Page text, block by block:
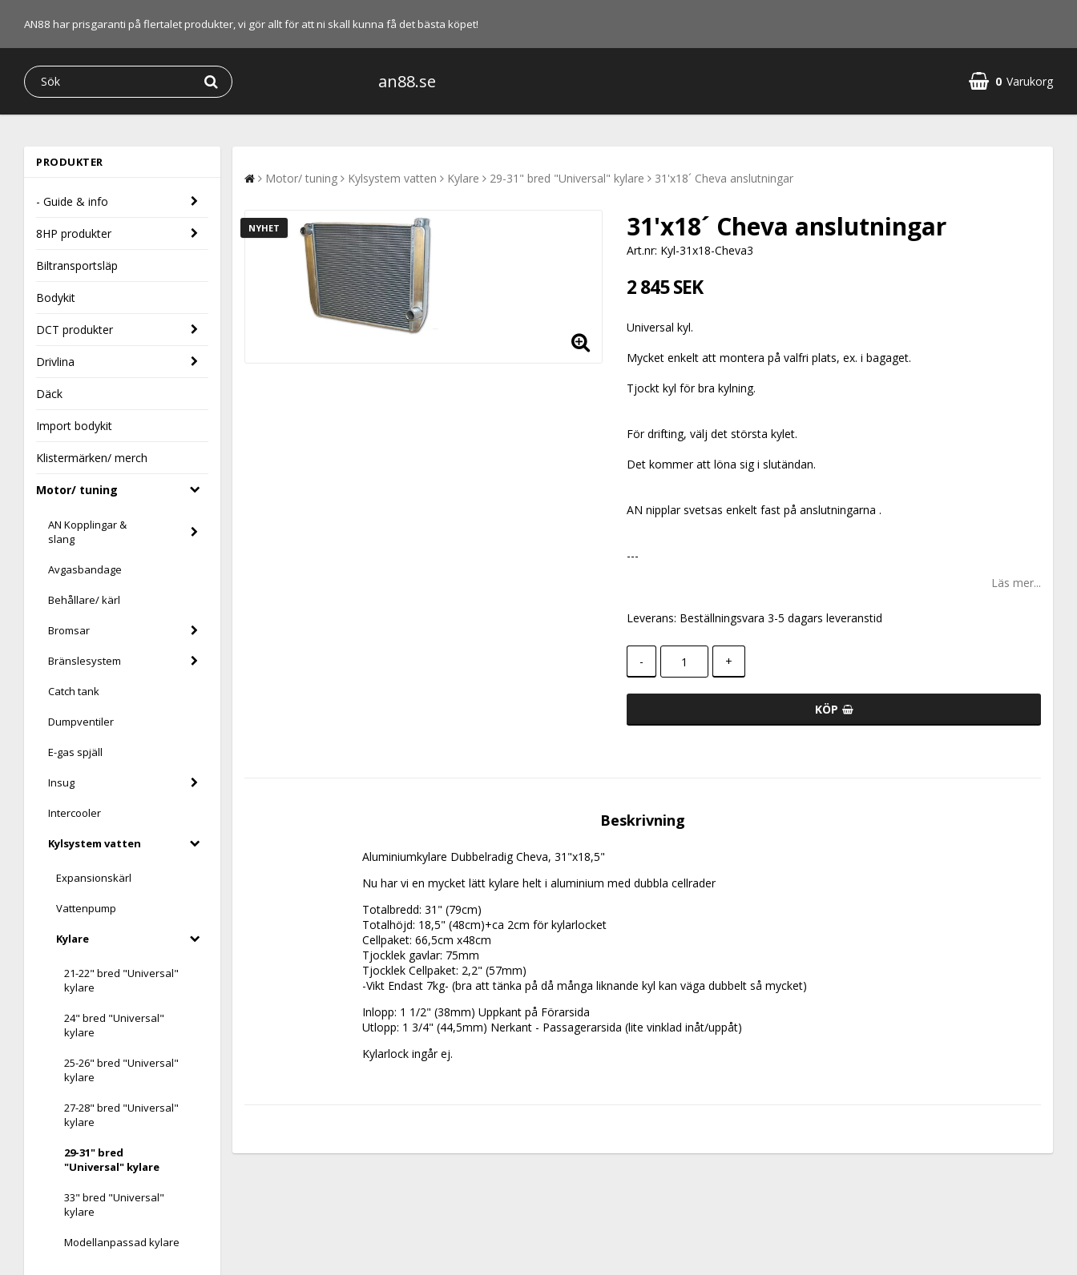
AN88 har prisgaranti på flertalet produkter, vi gör allt för att ni skall kunna få det bästa köpet!
an88.se 0 Varukorg
PRODUKTER
- Guide & info
8HP produkter
Biltransportsläp
Bodykit
DCT produkter
Drivlina
Däck
Import bodykit
Klistermärken/ merch
Motor/ tuning
AN Kopplingar &
slang
Avgasbandage
Behållare/ kärl
Bromsar
Bränslesystem
Catch tank
Dumpventiler
E-gas spjäll
Insug
Intercooler
Kylsystem vatten
Expansionskärl
Vattenpump
Kylare
21-22" bred "Universal"
kylare
24" bred "Universal"
kylare
25-26" bred "Universal"
kylare
27-28" bred "Universal"
kylare
29-31" bred
"Universal" kylare
33" bred "Universal"
kylare
Modellanpassad kylare
Motor/ tuning Kylsystem vatten Kylare 29-31" bred "Universal" kylare 31'x18´ Cheva anslutningar
NYHET 31'x18´ Cheva anslutningar
Art.nr: Kyl-31x18-Cheva3
2 845 SEK
Universal kyl.
Mycket enkelt att montera på valfri plats, ex. i bagaget.
Tjockt kyl för bra kylning.
För drifting, välj det största kylet.
Det kommer att löna sig i slutändan.
AN nipplar svetsas enkelt fast på anslutningarna .
---
Läs mer...
Leverans: Beställningsvara 3-5 dagars leveranstid
- +
KÖP
Beskrivning
Aluminiumkylare Dubbelradig Cheva, 31"x18,5"
Nu har vi en mycket lätt kylare helt i aluminium med dubbla cellrader
Totalbredd: 31" (79cm)
Totalhöjd: 18,5" (48cm)+ca 2cm för kylarlocket
Cellpaket: 66,5cm x48cm
Tjocklek gavlar: 75mm
Tjocklek Cellpaket: 2,2" (57mm)
-Vikt Endast 7kg- (bra att tänka på då många liknande kyl kan väga dubbelt så mycket)
Inlopp: 1 1/2" (38mm) Uppkant på Förarsida
Utlopp: 1 3/4" (44,5mm) Nerkant - Passagerarsida (lite vinklad inåt/uppåt)
Kylarlock ingår ej.